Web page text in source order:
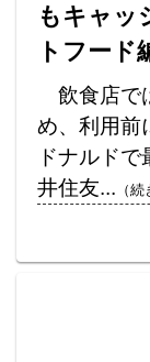
もキャッ
トフード
飲食店で
め、利用前
ドナルド
井住友... （